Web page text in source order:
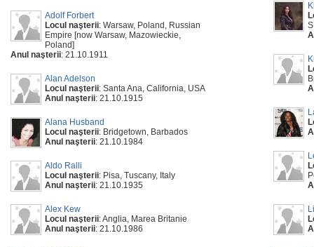
Adolf Forbert
Locul naşterii: Warsaw, Poland, Russian
Empire [now Warsaw, Mazowieckie,
Poland]
Anul naşterii: 21.10.1911
Alan Adelson
Locul naşterii: Santa Ana, California, USA
Anul naşterii: 21.10.1915
Alana Husband
Locul naşterii: Bridgetown, Barbados
Anul naşterii: 21.10.1984
Aldo Ralli
Locul naşterii: Pisa, Tuscany, Italy
Anul naşterii: 21.10.1935
Alex Kew
Locul naşterii: Anglia, Marea Britanie
Anul naşterii: 21.10.1986